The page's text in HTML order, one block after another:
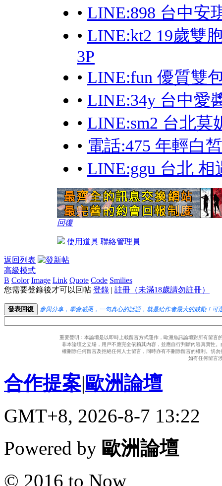
• LINE:898 台中安
• LINE:kt2 19歲雙
3P
• LINE:fun 優質雙
• LINE:34y 台中愛
• LINE:sm2 台北莫
• 電話:475 年輕白
• LINE:ggu 台北
回復
使用道具 聯絡管理員
返回列表
高級模式
B Color Image Link Quote Code Smilies
您需要登錄後才可以回帖 登錄 | 註冊（未滿18歲請勿註冊）
發表回復 參與分享，學會感恩，一句真心的話語，就是給作者最大的鼓勵！可
重要聲明：本論壇是以即時上載留言方式運作，歐洲魚訊論壇對所有留
非本論壇之立場，用戶不應完全依賴其內容，並應自行判斷內容真實性
權刪除任何留言及拒絕任何人士留言，同時亦有不刪除留言的權利。切
如有任何留言
合作提案|歐洲論壇
GMT+8, 2026-8-7 13:22
Powered by 歐洲論壇
© 2016 to Now